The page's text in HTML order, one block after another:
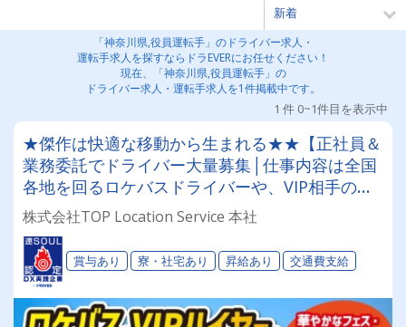
「神奈川県,役員運転手」のドライバー求人・
運転手求人を探すならドラEVERにお任せください！
現在、「神奈川県,役員運転手」の
ドライバー求人・運転手求人を1件掲載中です。
1 件 0~1件目を表示中
★傑作は快適な移動から生まれる★★【正社員＆
業務委託でドライバー大量募集│仕事内容は全国
各地を回るロケバスドライバーや、VIP相手のハ
イヤードライバーなど！★★社員寮完備！引越祝
金10万円支給（規定有）あります！★★
株式会社TOP Location Service 本社
賞与あり 寮・社宅あり 昇給あり 交通費支給